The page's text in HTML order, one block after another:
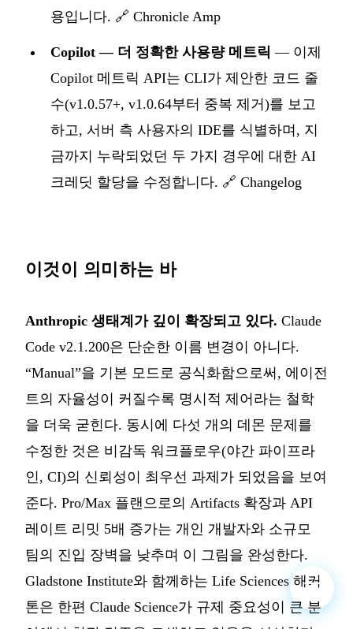
용입니다. 🔗 Chronicle Amp
Copilot — 더 정확한 사용량 메트릭 — 이제
Copilot 메트릭 API는 CLI가 제안한 코드 줄
수(v1.0.57+, v1.0.64부터 중복 제거)를 보고
하고, 서버 측 사용자의 IDE를 식별하며, 지
금까지 누락되었던 두 가지 경우에 대한 AI
크레딧 할당을 수정합니다. 🔗 Changelog
이것이 의미하는 바
Anthropic 생태계가 깊이 확장되고 있다. Claude
Code v2.1.200은 단순한 이름 변경이 아니다.
“Manual”을 기본 모드로 공식화함으로써, 에이전
트의 자율성이 커질수록 명시적 제어라는 철학
을 더욱 굳힌다. 동시에 다섯 개의 데몬 문제를
수정한 것은 비감독 워크플로우(야간 파이프라
인, CI)의 신뢰성이 최우선 과제가 되었음을 보여
준다. Pro/Max 플랜으로의 Artifacts 확장과 API
레이트 리밋 5배 증가는 개인 개발자와 소규모
팀의 진입 장벽을 낮추며 이 그림을 완성한다.
Gladstone Institute와 함께하는 Life Sciences 해커
톤은 한편 Claude Science가 규제 중요성이 큰 분